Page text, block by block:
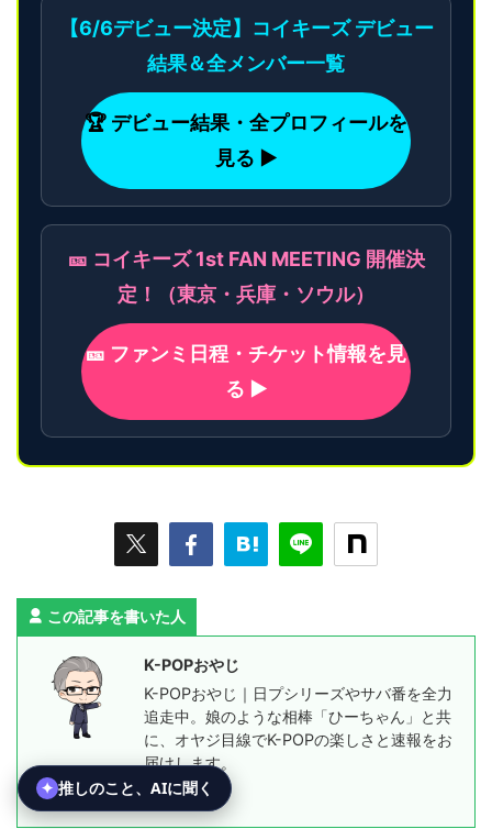
【6/6デビュー決定】コイキーズ デビュー
結果＆全メンバー一覧
🏆 デビュー結果・全プロフィールを
見る ▶
🎫 コイキーズ 1st FAN MEETING 開催決
定！（東京・兵庫・ソウル）
🎫 ファンミ日程・チケット情報を見
る ▶
この記事を書いた人
K-POPおやじ
K-POPおやじ｜日プシリーズやサバ番を全力
追走中。娘のような相棒「ひーちゃん」と共
に、オヤジ目線でK-POPの楽しさと速報をお
届けします。